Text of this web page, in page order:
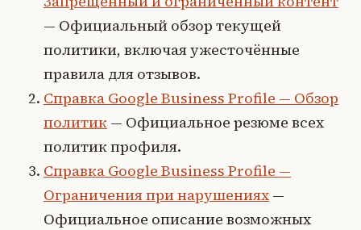
— Официальный обзор текущей
политики, включая ужесточённые
правила для отзывов.
Справка Google Business Profile — Обзор
политик — Официальное резюме всех
политик профиля.
Справка Google Business Profile —
Ограничения при нарушениях —
Официальное описание возможных